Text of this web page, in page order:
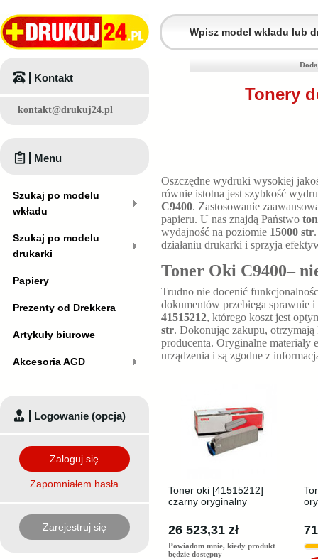
Tonery
Oszczędne wydruki wysokiej
równie istotna jest szybkość
C9400. Zastosowanie
papieru. U nas znajdą Państwo
wydajność na poziomie 15000 str
działaniu drukarki i sprzyja
Toner Oki C9400–
Trudno nie docenić
dokumentów przebiega
41515212, którego koszt jest
str. Dokonując zakupu,
producenta. Oryginalne materiały
urządzenia i są zgodne z
Toner oki [41515212]
czarny oryginalny
26 523,31 zł
Powiadom mnie, kiedy produkt
będzie dostępny
Kontakt
kontakt@drukuj24.pl
Menu
Szukaj po modelu
wkładu
Szukaj po modelu
drukarki
Papiery
Prezenty od Drekkera
Artykuły biurowe
Akcesoria AGD
Logowanie (opcja)
Zaloguj się
Zapomniałem hasła
Zarejestruj się